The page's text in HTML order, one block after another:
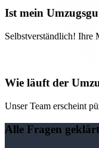
Ist mein
Selbstverständlich! Ihre
Wie läuft der
Unser Team erscheint
Alle Fragen